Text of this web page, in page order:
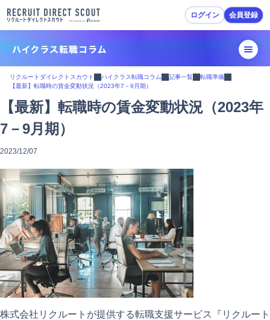
ログイン 会員登録
転職活動ガイド
転職準備
履歴書・職務経歴書作成
面接対策
内定・退職準備
転職活動Tips
注目記事
リクルートダイレクトスカウト ハイクラス転職コラム 記事一覧
転職準備
【最新】転職時の賃金変動状況（2023年7－9月期）
【最新】転職時の賃金変動状況（2023年
7－9月期）
2023/12/07
株式会社リクルートが提供する転職支援サービス『リクルート